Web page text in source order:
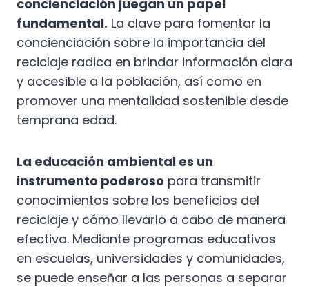
concienciación juegan un papel
fundamental. La clave para fomentar la
concienciación sobre la importancia del
reciclaje radica en brindar información clara
y accesible a la población, así como en
promover una mentalidad sostenible desde
temprana edad.
La educación ambiental es un
instrumento poderoso para transmitir
conocimientos sobre los beneficios del
reciclaje y cómo llevarlo a cabo de manera
efectiva. Mediante programas educativos
en escuelas, universidades y comunidades,
se puede enseñar a las personas a separar